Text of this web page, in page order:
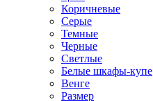
Коричневые
Серые
Темные
Черные
Светлые
Белые шкафы-купе
Венге
Размер